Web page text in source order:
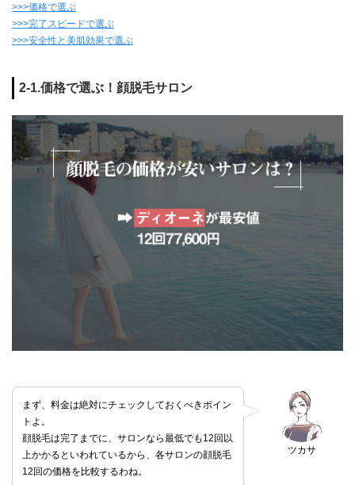
>>>価格で選ぶ
>>>完了スピードで選ぶ
>>>安全性と美肌効果で選ぶ
2-1.価格で選ぶ！顔脱毛サロン
ツカサ
まず、料金は絶対にチェックしておくべきポイン
トよ。
顔脱毛は完了までに、サロンなら最低でも12回以
上かかるといわれているから、各サロンの顔脱毛
12回の価格を比較するわね。